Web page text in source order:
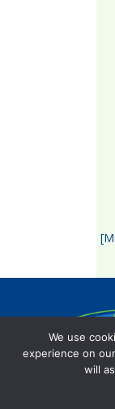
de lokale
wijze te
We use
experience on
will